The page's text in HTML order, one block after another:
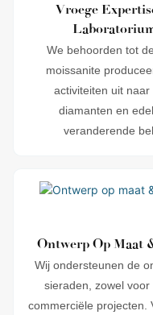
Vroege
We behoorden tot
moissanite
activiteiten uit
diamanten en
veranderende
Ontwerp Op Maat
Wij ondersteunen de
sieraden, zowel
commerciële projecten.